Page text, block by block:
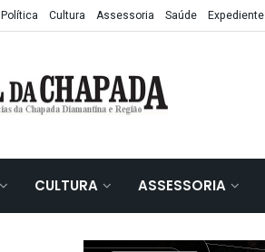
Política Cultura Assessoria Saúde Expediente
CULTURA ASSESSORIA